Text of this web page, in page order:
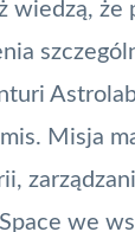
wiedzą,
Misja
we